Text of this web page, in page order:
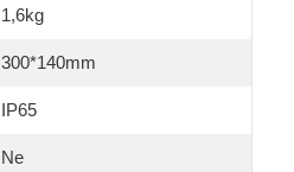
1,6kg
300*140mm
IP65
Ne